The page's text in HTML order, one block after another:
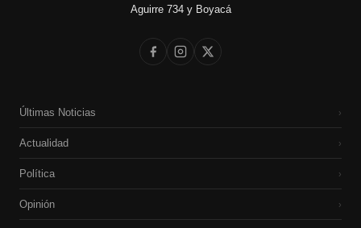
Aguirre 734 y Boyacá
Últimas Noticias ›
Actualidad ›
Política ›
Opinión ›